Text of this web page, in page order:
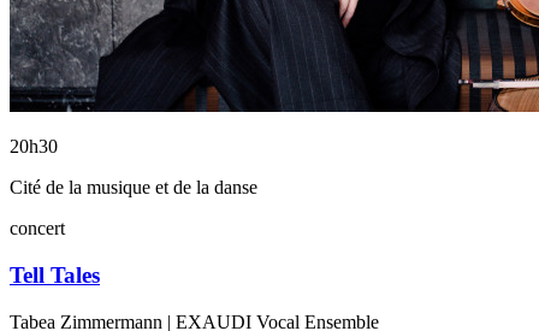
20h30
Cité de la musique et de la danse
concert
Tell Tales
Tabea Zimmermann | EXAUDI Vocal Ensemble